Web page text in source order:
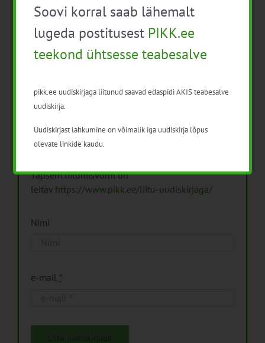
Pikk.ee uudiskirjaga liitumine.
Isikuandmeid töötleme vastavalt
Isikuandmete
Täpsem liitumisvorm on
leitav https://www.pikk.ee/liitu-uudiskirjaga/
Nimi
e-mail *
Soovi korral saab lähemalt
lugeda postitusest PIKK.ee
teekond ühtsesse teabesalve
pikk.ee uudiskirjaga liitunud saavad edaspidi AKIS teabesalve
uudiskirja.
Uudiskirjast lahkumine on võimalik iga uudiskirja lõpus
olevate linkide kaudu.